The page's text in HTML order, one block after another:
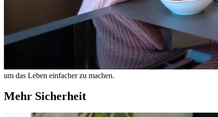
um das Leben einfacher zu machen.
Mehr Sicherheit